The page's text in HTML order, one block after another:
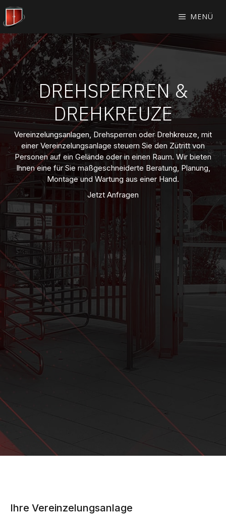
Zum
Inhalt
springen
MENÜ
DREHSPERREN &
DREHKREUZE
Vereinzelungsanlagen, Drehsperren oder Drehkreuze, mit
einer Vereinzelungsanlage steuern Sie den Zutritt von
Personen auf ein Gelände oder in einen Raum. Wir bieten
Ihnen eine für Sie maßgeschneiderte Beratung, Planung,
Montage und Wartung aus einer Hand.
Jetzt Anfragen
Ihre Vereinzelungsanlage